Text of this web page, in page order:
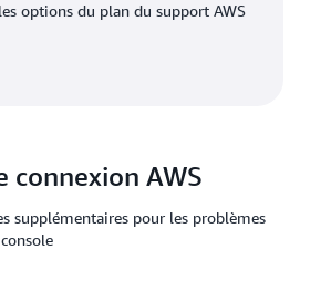
options du plan du support AWS
connexion AWS
supplémentaires pour les problèmes